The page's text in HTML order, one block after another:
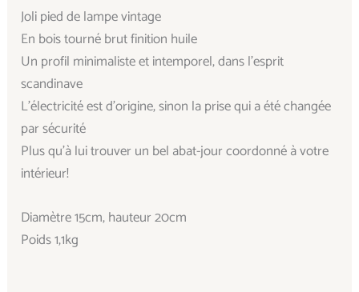
Joli pied de lampe vintage
En bois tourné brut finition huile
Un profil minimaliste et intemporel, dans l’esprit
scandinave
L’électricité est d’origine, sinon la prise qui a été changée
par sécurité
Plus qu’à lui trouver un bel abat-jour coordonné à votre
intérieur!
Diamètre 15cm, hauteur 20cm
Poids 1,1kg